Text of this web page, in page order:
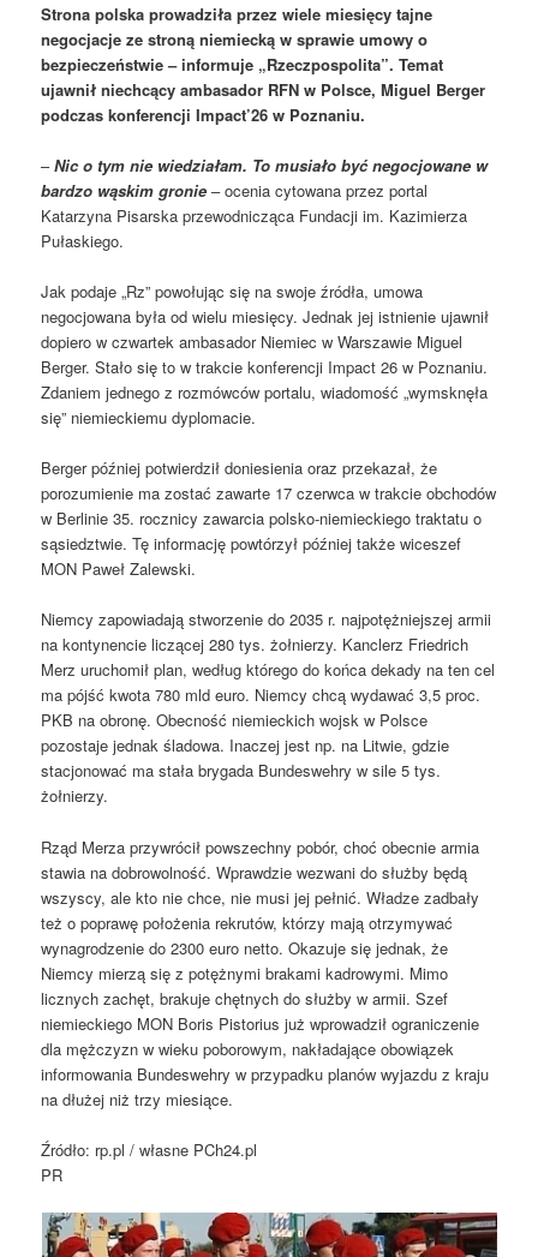
Strona polska prowadziła przez wiele miesięcy tajne
negocjacje ze stroną niemiecką w sprawie umowy o
bezpieczeństwie – informuje „Rzeczpospolita”. Temat
ujawnił niechcący ambasador RFN w Polsce, Miguel Berger
podczas konferencji Impact’26 w Poznaniu.
–Nic o tym nie wiedziałam. To musiało być negocjowane w
bardzo wąskim gronie – ocenia cytowana przez portal
Katarzyna Pisarska przewodnicząca Fundacji im. Kazimierza
Pułaskiego.
Jak podaje „Rz” powołując się na swoje źródła, umowa
negocjowana była od wielu miesięcy. Jednak jej istnienie ujawnił
dopiero w czwartek ambasador Niemiec w Warszawie Miguel
Berger. Stało się to w trakcie konferencji Impact 26 w Poznaniu.
Zdaniem jednego z rozmówców portalu, wiadomość „wymsknęła
się” niemieckiemu dyplomacie.
Berger później potwierdził doniesienia oraz przekazał, że
porozumienie ma zostać zawarte 17 czerwca w trakcie obchodów
w Berlinie 35. rocznicy zawarcia polsko-niemieckiego traktatu o
sąsiedztwie. Tę informację powtórzył później także wiceszef
MON Paweł Zalewski.
Niemcy zapowiadają stworzenie do 2035 r. najpotężniejszej armii
na kontynencie liczącej 280 tys. żołnierzy. Kanclerz Friedrich
Merz uruchomił plan, według którego do końca dekady na ten cel
ma pójść kwota 780 mld euro. Niemcy chcą wydawać 3,5 proc.
PKB na obronę. Obecność niemieckich wojsk w Polsce
pozostaje jednak śladowa. Inaczej jest np. na Litwie, gdzie
stacjonować ma stała brygada Bundeswehry w sile 5 tys.
żołnierzy.
Rząd Merza przywrócił powszechny pobór, choć obecnie armia
stawia na dobrowolność. Wprawdzie wezwani do służby będą
wszyscy, ale kto nie chce, nie musi jej pełnić. Władze zadbały
też o poprawę położenia rekrutów, którzy mają otrzymywać
wynagrodzenie do 2300 euro netto. Okazuje się jednak, że
Niemcy mierzą się z potężnymi brakami kadrowymi. Mimo
licznych zachęt, brakuje chętnych do służby w armii. Szef
niemieckiego MON Boris Pistorius już wprowadził ograniczenie
dla mężczyzn w wieku poborowym, nakładające obowiązek
informowania Bundeswehry w przypadku planów wyjazdu z kraju
na dłużej niż trzy miesiące.
Źródło: rp.pl / własne PCh24.pl
PR